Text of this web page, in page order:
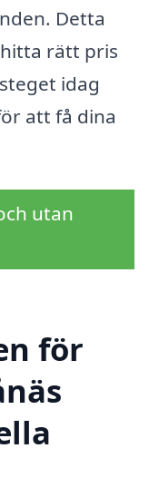
Detta
rätt pris
idag
att få dina
utan
för